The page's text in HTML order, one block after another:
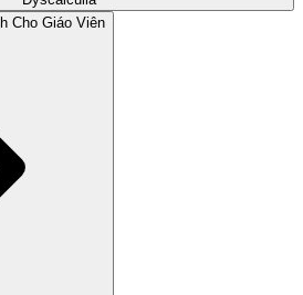
Cho Giáo Viên